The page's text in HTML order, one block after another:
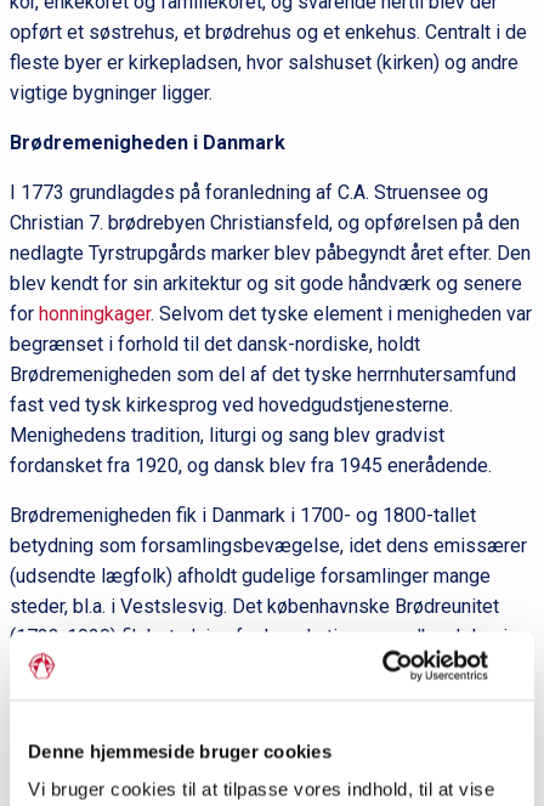
Denne hjemmeside bruger cookies
Vi bruger cookies til at tilpasse vores indhold, til at vise
opført et søstrehus, et brødrehus og et enkehus. Centralt i de
fleste byer er kirkepladsen, hvor salshuset (kirken) og andre
vigtige bygninger ligger.
Brødremenigheden i Danmark
I 1773 grundlagdes på foranledning af C.A. Struensee og
Christian 7. brødrebyen Christiansfeld, og opførelsen på den
nedlagte Tyrstrupgårds marker blev påbegyndt året efter. Den
blev kendt for sin arkitektur og sit gode håndværk og senere
for honningkager. Selvom det tyske element i menigheden var
begrænset i forhold til det dansk-nordiske, holdt
Brødremenigheden som del af det tyske herrnhutersamfund
fast ved tysk kirkesprog ved hovedgudstjenesterne.
Menighedens tradition, liturgi og sang blev gradvist
fordansket fra 1920, og dansk blev fra 1945 enerådende.
Brødremenigheden fik i Danmark i 1700- og 1800-tallet
betydning som forsamlingsbevægelse, idet dens emissærer
(udsendte lægfolk) afholdt gudelige forsamlinger mange
steder, bl.a. i Vestslesvig. Det københavnske Brødreunitet
(1733-1920) fik betydning for herrnhutismens udbredelse i
Danmark. Efter Zinzendorfs besøg i København i 1732
udsendte Brødremenigheden de første missionærer til Dansk
ekspansion. Brødremenighedens Danske Mission er en
videreførelse af Nordslesvigsk Missionsforening (stiftet